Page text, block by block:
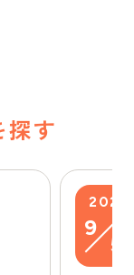
探す
2026
9
5